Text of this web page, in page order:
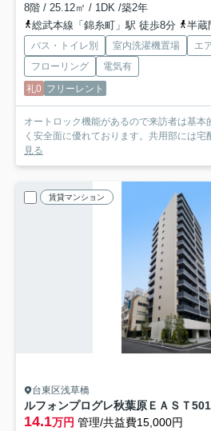
8階 / 25.12㎡ / 1DK /築2年
総武本線「錦糸町」駅 徒歩8分
半蔵
バス・トイレ別 室内洗濯機置場 エ
フローリング
電気有
礼0 フリーレント
オートロック機能があるので来訪者は基本
く安全面に優れております。共用部には宅
見る
賃貸マンション
台東区浅草橋
ルフォンプログレ秋葉原ＥＡＳＴ501
14.1万円 管理/共益費15,000円